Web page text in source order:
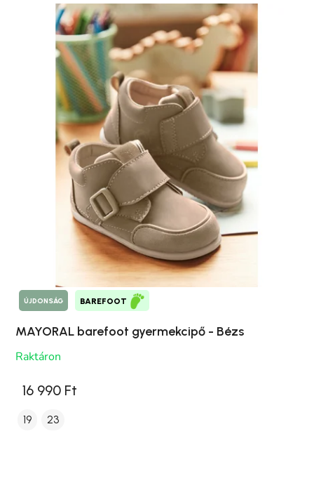
ÚJDONSÁG BAREFOOT
MAYORAL barefoot gyermekcipő - Bézs
Raktáron
16 990 Ft
19 23